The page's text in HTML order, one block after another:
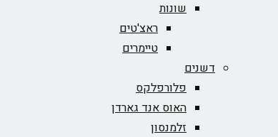
שונות
ראצ'טים
טיימרים
דשנים
פלורפלקס
האוס אנד גארדן
זלמנסון